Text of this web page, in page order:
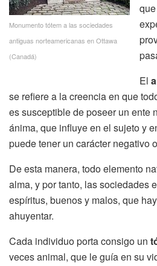
Monumento tótem a las sociedades
antiguas norteamericanas en Ottawa
(Canadá)
El
se refiere a la creencia en que
es susceptible de poseer un ente
ánima, que influye en el sujeto y
puede tener un carácter negativo
De esta manera, todo elemento
alma, y por tanto, las sociedades
espíritus, buenos y malos, que
ahuyentar.
Cada individuo porta consigo un
veces animal, que le guía en su